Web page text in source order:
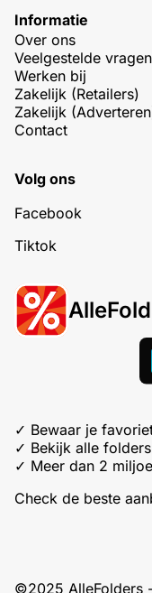
Informatie
Over ons
Veelgestelde vragen
Werken bij
Zakelijk (Retailers)
Zakelijk
Contact
Volg ons
Facebook
Tiktok
✓ Bewaar je
✓ Bekijk alle
✓ Meer dan 2
Check de beste
©2025 AlleFolders